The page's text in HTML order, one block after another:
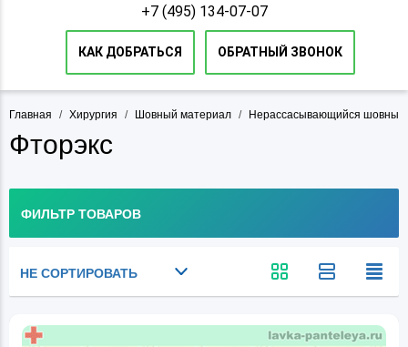
+7 (495) 134-07-07
КАК ДОБРАТЬСЯ ОБРАТНЫЙ ЗВОНОК
Главная / Хирургия / Шовный материал / Нерассасывающийся шовный
Фторэкс
ФИЛЬТР ТОВАРОВ
НЕ СОРТИРОВАТЬ